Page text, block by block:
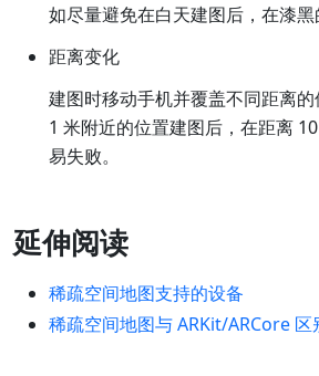
如尽量避免在白天建图后，在漆黑
距离变化
建图时移动手机并覆盖不同距离
1 米附近的位置建图后，在距离
易失败。
延伸阅读
稀疏空间地图支持的设备
稀疏空间地图与 ARKit/ARCore 区